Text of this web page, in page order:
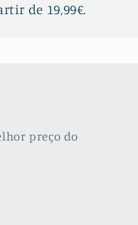
de 19,99€.
preço do